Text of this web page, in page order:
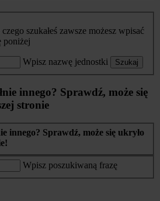
szukałeś zawsze możesz wpisać
poniżej
Wpisz nazwę jednostki Szukaj
innego? Sprawdź, może się
stronie
innego? Sprawdź, może się ukryło
Wpisz poszukiwaną frazę